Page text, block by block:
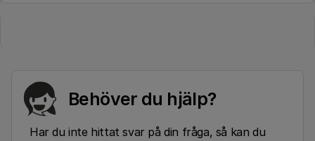
Behöver du hjälp?
Har du inte hittat svar på din fråga, så kan du